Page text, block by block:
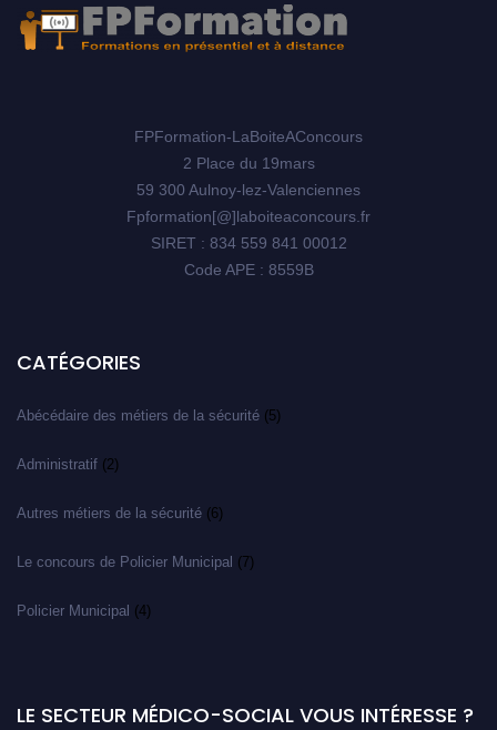
FPFormation-LaBoiteAConcours
2 Place du 19mars
59 300 Aulnoy-lez-Valenciennes
Fpformation[@]laboiteaconcours.fr
SIRET : 834 559 841 00012
Code APE : 8559B
CATÉGORIES
Abécédaire des métiers de la sécurité (5)
Administratif (2)
Autres métiers de la sécurité (6)
Le concours de Policier Municipal (7)
Policier Municipal (4)
LE SECTEUR MÉDICO-SOCIAL VOUS INTÉRESSE ?